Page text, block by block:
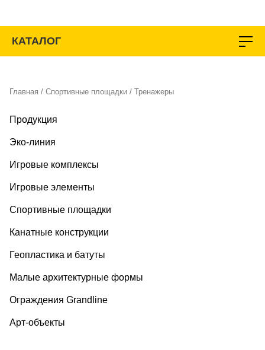
содержимому
КАТАЛОГ
Главная / Спортивные площадки / Тренажеры
Продукция
Эко-линия
Игровые комплексы
Игровые элементы
Спортивные площадки
Канатные конструкции
Геопластика и батуты
Малые архитектурные формы
Ограждения Grandline
Арт-объекты